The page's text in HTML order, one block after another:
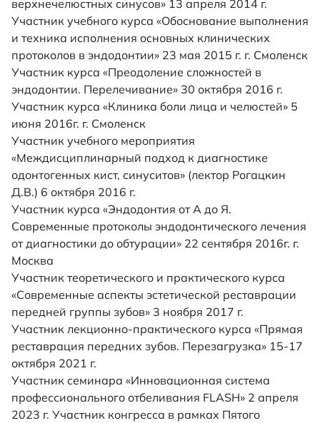
верхнечелюстных синусов» 13 апреля 2014 г.
Участник учебного курса «Обоснование выполнения
и техника исполнения основных клинических
протоколов в эндодонтии» 23 мая 2015 г. г. Смоленск
Участник курса «Преодоление сложностей в
эндодонтии. Перелечивание» 30 октября 2016 г.
Участник курса «Клиника боли лица и челюстей» 5
июня 2016г. г. Смоленск
Участник учебного мероприятия
«Междисциплинарный подход к диагностике
одонтогенных кист, синуситов» (лектор Рогацкин
Д.В.) 6 октября 2016 г.
Участник курса «Эндодонтия от А до Я.
Современные протоколы эндодонтического лечения
от диагностики до обтурации» 22 сентября 2016г. г.
Москва
Участник теоретического и практического курса
«Современные аспекты эстетической реставрации
передней группы зубов» 3 ноября 2017 г.
Участник лекционно-практического курса «Прямая
реставрация передних зубов. Перезагрузка» 15-17
октября 2021 г.
Участник семинара «Инновационная система
профессионального отбеливания FLASH» 2 апреля
2023 г. Участник конгресса в рамках Пятого